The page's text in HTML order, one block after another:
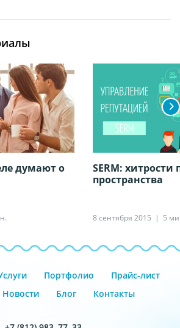
думают о
SERM: хитрости
пространства
8 сентября 2015 5
Портфолио
Прайс-лист
Новости Блог Контакты